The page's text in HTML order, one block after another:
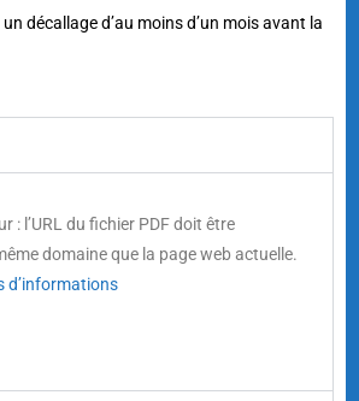
décallage d’au moins d’un mois avant la
: l’URL du fichier PDF doit être
domaine que la page web actuelle.
d’informations